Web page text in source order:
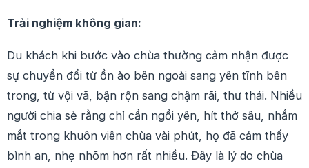
Trải nghiệm không gian:
Du khách khi bước vào chùa thường cảm nhận được
sự chuyển đổi từ ồn ào bên ngoài sang yên tĩnh bên
trong, từ vội vã, bận rộn sang chậm rãi, thư thái. Nhiều
người chia sẻ rằng chỉ cần ngồi yên, hít thở sâu, nhắm
mắt trong khuôn viên chùa vài phút, họ đã cảm thấy
bình an, nhẹ nhõm hơn rất nhiều. Đây là lý do chùa